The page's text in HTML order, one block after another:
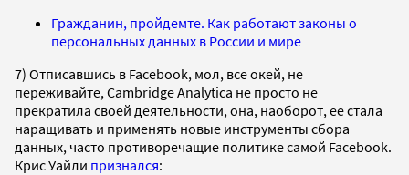
Гражданин, пройдемте. Как работают законы о
персональных данных в России и мире
7) Отписавшись в Facebook, мол, все окей, не
переживайте, Cambridge Analytica не просто не
прекратила своей деятельности, она, наоборот, ее стала
наращивать и применять новые инструменты сбора
данных, часто противоречащие политике самой Facebook.
Крис Уайли признался: